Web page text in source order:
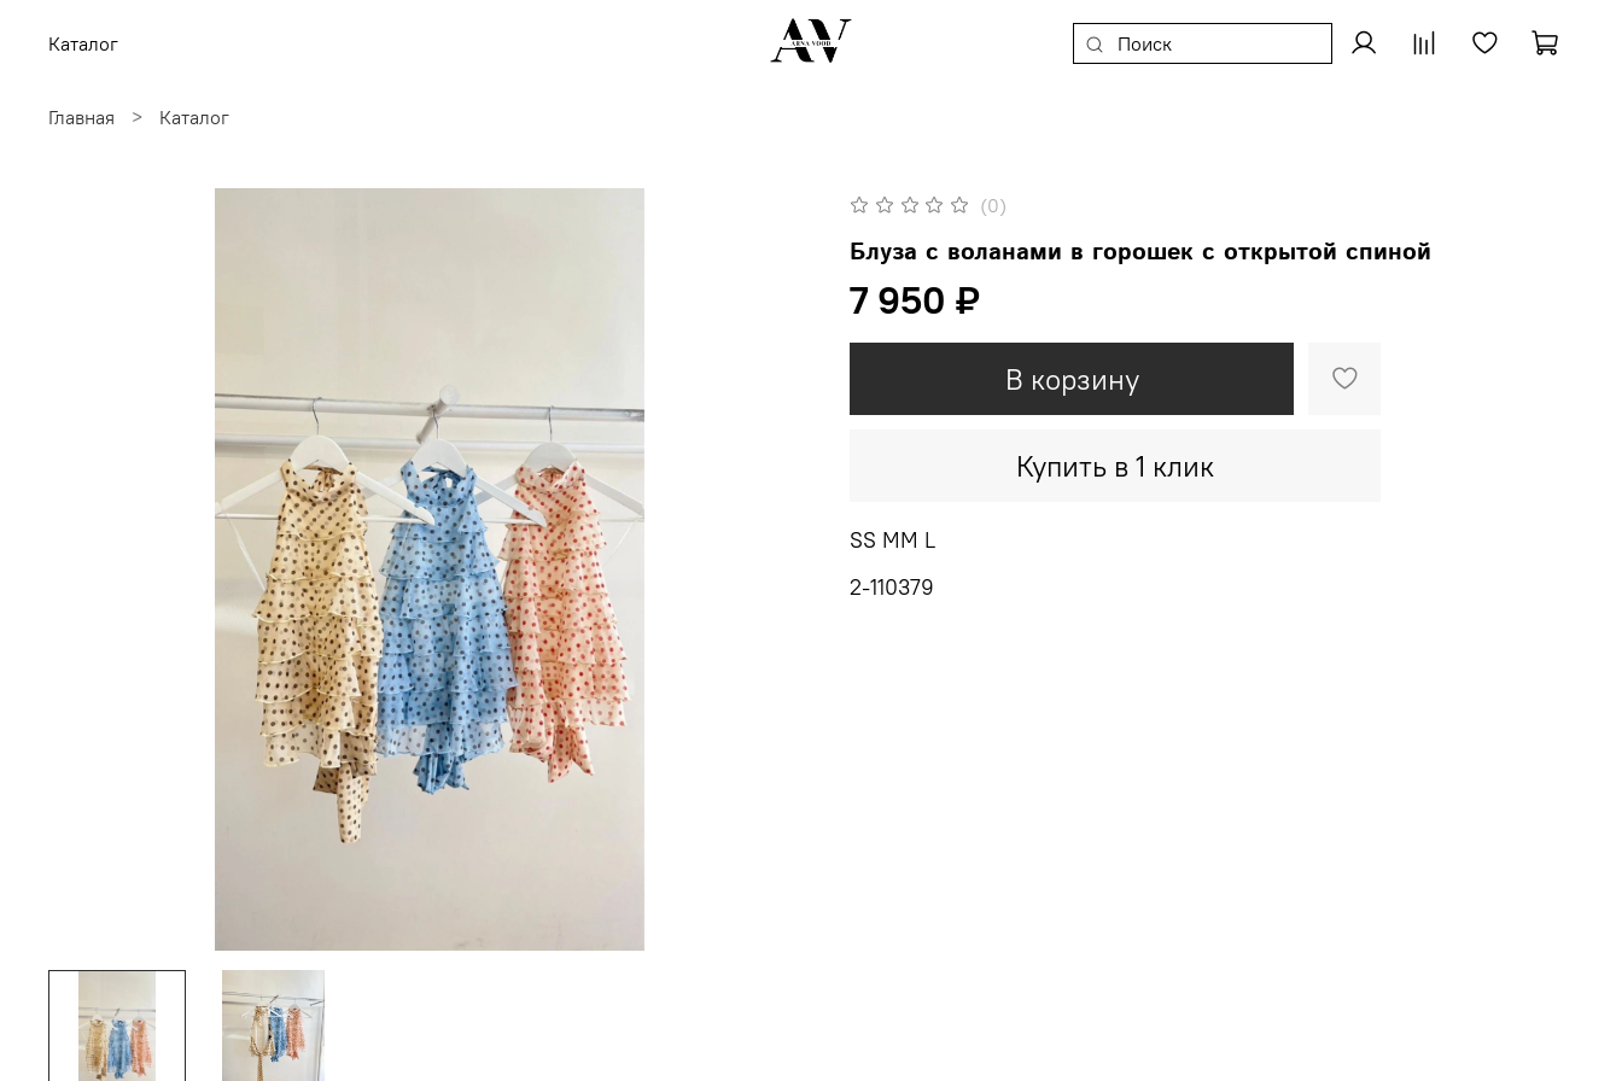
Каталог
Главная Каталог
(0)
Блуза с воланами в горошек с открытой спиной
7 950 ₽
В корзину
Купить в 1 клик
SS MM L
2-110379